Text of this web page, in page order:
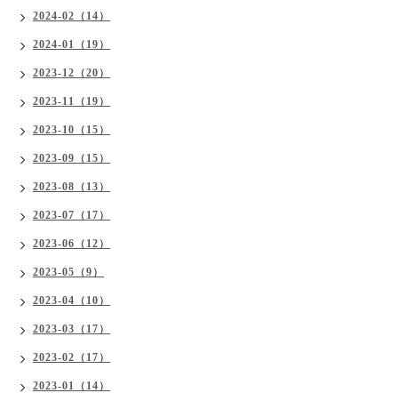
2024-02（14）
2024-01（19）
2023-12（20）
2023-11（19）
2023-10（15）
2023-09（15）
2023-08（13）
2023-07（17）
2023-06（12）
2023-05（9）
2023-04（10）
2023-03（17）
2023-02（17）
2023-01（14）